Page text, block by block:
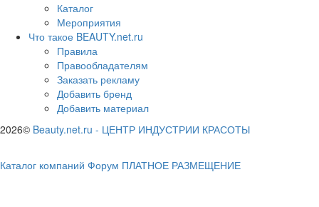
Каталог
Мероприятия
Что такое BEAUTY.net.ru
Правила
Правообладателям
Заказать рекламу
Добавить бренд
Добавить материал
2026© Beauty.net.ru - ЦЕНТР ИНДУСТРИИ КРАСОТЫ
Каталог компаний Форум ПЛАТНОЕ РАЗМЕЩЕНИЕ